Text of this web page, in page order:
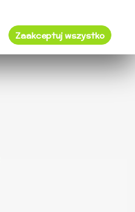
Zaakceptuj wszystko